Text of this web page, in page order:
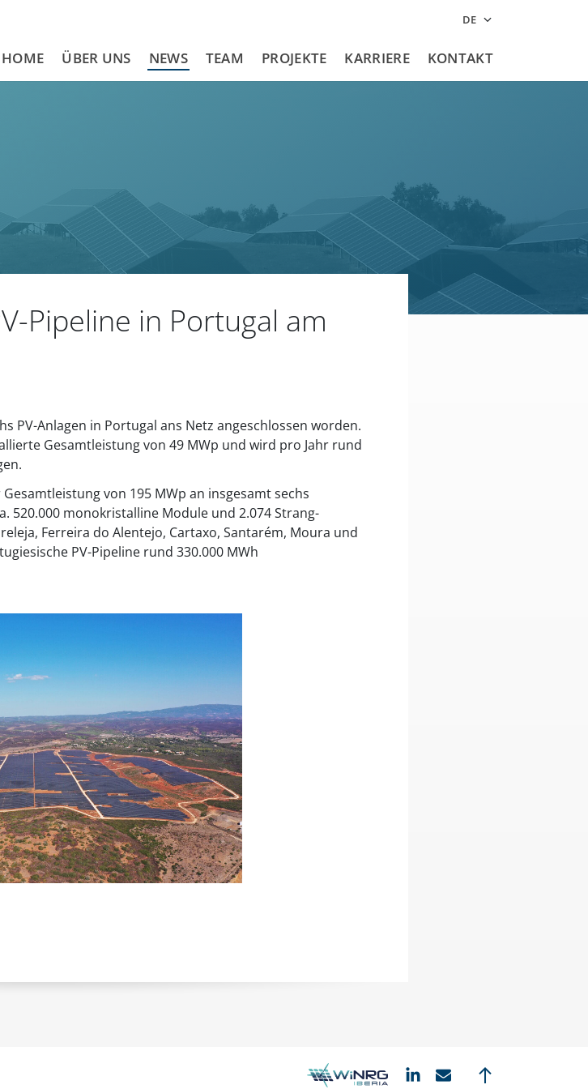
HOME ÜBER UNS NEWS TEAM PROJEKTE KARRIERE KONTAKT
EN
ES
DE
Pipeline in Portugal am
PV-Anlagen in Portugal ans Netz angeschlossen worden.
Gesamtleistung von 49 MWp und wird pro Jahr rund
von 195 MWp an insgesamt sechs
520.000 monokristalline Module und 2.074 Strang-
Ferreira do Alentejo, Cartaxo, Santarém, Moura und
PV-Pipeline rund 330.000 MWh